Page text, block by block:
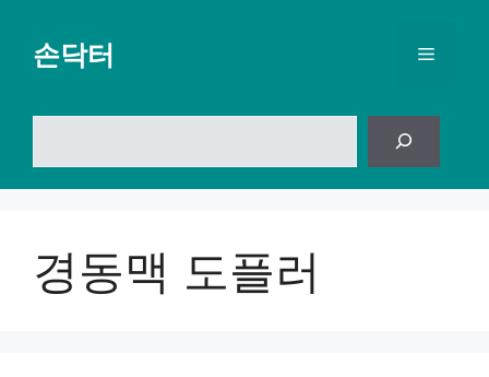
손닥터 메
뉴
경동맥 도플러